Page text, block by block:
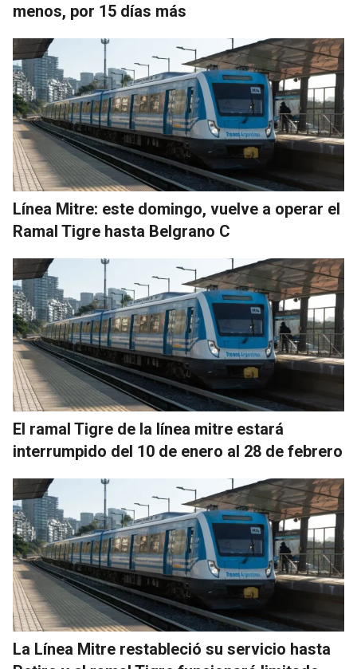
menos, por 15 días más
Línea Mitre: este domingo, vuelve a operar el
Ramal Tigre hasta Belgrano C
El ramal Tigre de la línea mitre estará
interrumpido del 10 de enero al 28 de febrero
La Línea Mitre restableció su servicio hasta